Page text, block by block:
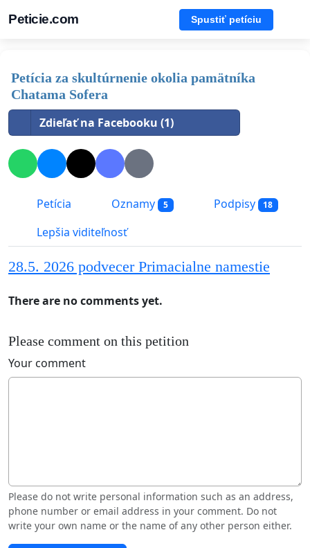
Peticie.com Spustiť petíciu
Petícia za skultúrnenie okolia pamätníka
Chatama Sofera
Zdieľať na Facebooku (1)
Petícia Oznamy 5 Podpisy 18
Lepšia viditeľnosť
28.5. 2026 podvecer Primacialne namestie
There are no comments yet.
Please comment on this petition
Your comment
Please do not write personal information such as an address,
phone number or email address in your comment. Do not
write your own name or the name of any other person either.